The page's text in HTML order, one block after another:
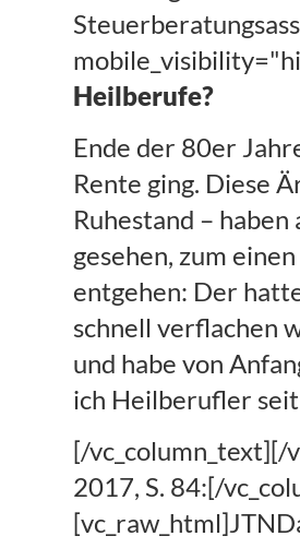
Heilberufe?
Ende der 80er
Rente ging. Diese
Ruhestand –
gesehen, zum
entgehen: Der
schnell verflachen
und habe von
ich Heilberufler
[/vc_column_text][/
2017, S. 84:[/